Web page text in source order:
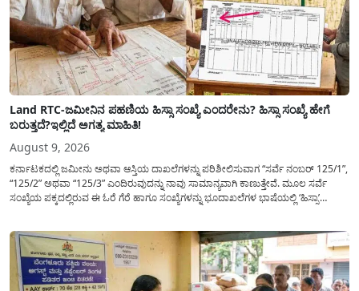
Land RTC-ಜಮೀನಿನ ಪಹಣಿಯ ಹಿಸ್ಸಾ ಸಂಖ್ಯೆ ಎಂದರೇನು? ಹಿಸ್ಸಾ ಸಂಖ್ಯೆ ಹೇಗೆ
ಬರುತ್ತದೆ?ಇಲ್ಲಿದೆ ಅಗತ್ಯ ಮಾಹಿತಿ!
August 9, 2026
ಕರ್ನಾಟಕದಲ್ಲಿ ಜಮೀನು ಅಥವಾ ಆಸ್ತಿಯ ದಾಖಲೆಗಳನ್ನು ಪರಿಶೀಲಿಸುವಾಗ “ಸರ್ವೆ ನಂಬರ್ 125/1”,
“125/2” ಅಥವಾ “125/3” ಎಂದಿರುವುದನ್ನು ನಾವು ಸಾಮಾನ್ಯ​ವಾಗಿ ಕಾಣುತ್ತೇವೆ. ಮೂಲ ಸರ್ವೆ
ಸಂಖ್ಯೆಯ ಪಕ್ಕದಲ್ಲಿರುವ ಈ ಓರೆ ಗೆರೆ ಹಾಗೂ ಸಂಖ್ಯೆಗಳನ್ನು ಭೂದಾಖಲೆಗಳ ಭಾಷೆಯಲ್ಲಿ ‘ಹಿಸ್ಸಾ’